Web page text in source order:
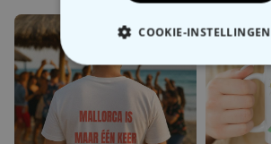
COOKIE-INSTELLINGEN
NOODZAKELIJK
PERFORMANCE